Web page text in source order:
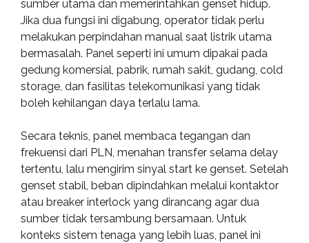
sumber utama dan memerintahkan genset hidup.
Jika dua fungsi ini digabung, operator tidak perlu
melakukan perpindahan manual saat listrik utama
bermasalah. Panel seperti ini umum dipakai pada
gedung komersial, pabrik, rumah sakit, gudang, cold
storage, dan fasilitas telekomunikasi yang tidak
boleh kehilangan daya terlalu lama.
Secara teknis, panel membaca tegangan dan
frekuensi dari PLN, menahan transfer selama delay
tertentu, lalu mengirim sinyal start ke genset. Setelah
genset stabil, beban dipindahkan melalui kontaktor
atau breaker interlock yang dirancang agar dua
sumber tidak tersambung bersamaan. Untuk
konteks sistem tenaga yang lebih luas, panel ini